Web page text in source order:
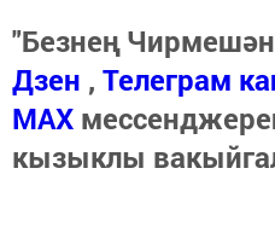
"Безнең
Дзен , Телеграм
МАХ
кызыклы